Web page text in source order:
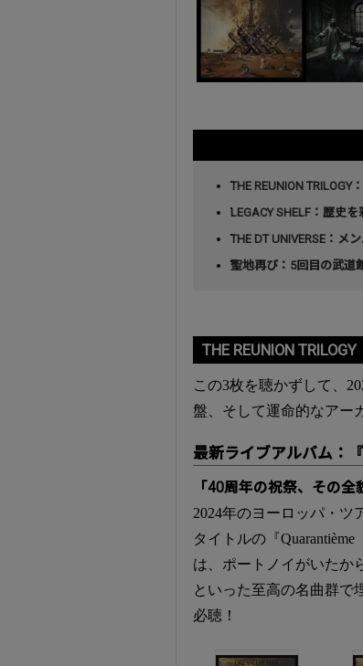
THE REUNION
LEGACY SHELF：歴史
THE DT UNIVERSE：メ
聖地再び：5回目の武道
THE REUNION
この3枚を聴かずして、
盤、そして運命的なアー
最新ライブアルバム：
「40周年の祝祭、その全
2024年のヨーロッパ・ツ
タイトルの『
は、ポートノイがいたか
といった至高の名曲群で
必聴！